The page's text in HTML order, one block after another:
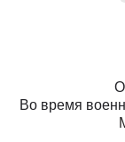
Во время